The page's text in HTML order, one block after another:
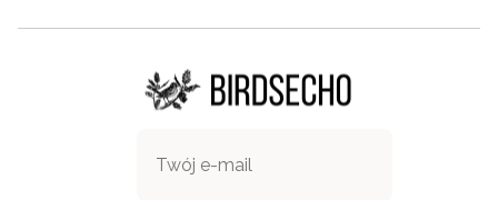
swoim różnorodnym kolorom i wzorom są fantastycznym
pomysłem na atrakcyjną przemianę wnętrza.
Materiał: 85% PVC, 15% POLIESTER